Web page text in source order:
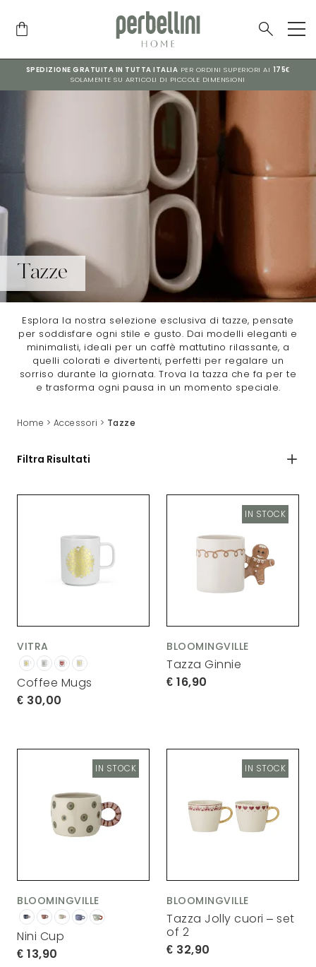
SPEDIZIONE GRATUITA IN TUTTA ITALIA PER ORDINI SUPERIORI AI 175€
SOLAMENTE SU ARTICOLI DI PICCOLE DIMENSIONI
Tazze
Esplora la nostra selezione esclusiva di tazze, pensate
per soddisfare ogni stile e gusto. Dai modelli eleganti e
minimalisti, ideali per un caffè mattutino rilassante, a
quelli colorati e divertenti, perfetti per regalare un
sorriso durante la giornata. Trova la tazza che fa per te
e trasforma ogni pausa in un momento speciale.
Home > Accessori > Tazze
Filtra Risultati
VITRA
Coffee Mugs
30,00
BLOOMINGVILLE
Tazza Ginnie
16,90
IN STOCK
BLOOMINGVILLE
Nini Cup
13,90
IN STOCK
BLOOMINGVILLE
Tazza Jolly cuori – set
of 2
32,90
IN STOCK